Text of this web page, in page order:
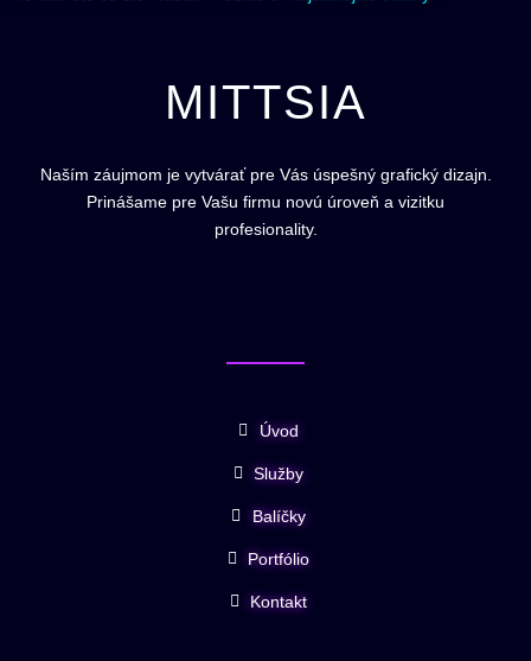
MITTSIA
Naším záujmom je vytvárať pre Vás úspešný grafický dizajn.
Prinášame pre Vašu firmu novú úroveň a vizitku
profesionality.
Úvod
Služby
Balíčky
Portfólio
Kontakt